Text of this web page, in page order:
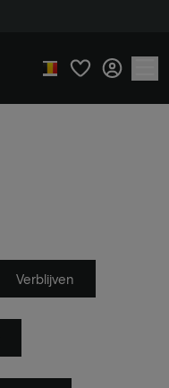
Verblijven